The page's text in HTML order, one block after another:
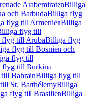
ArabemiratenBilliga
och BarbudaBilliga flyg
flyg till ArmenienBilliga
flyg till
till ArubaBilliga flyg
flyg till Bosnien och
flyg till
flyg till Burkina
BahrainBilliga flyg till
St. BarthélemyBilliga
flyg till BrasilienBilliga